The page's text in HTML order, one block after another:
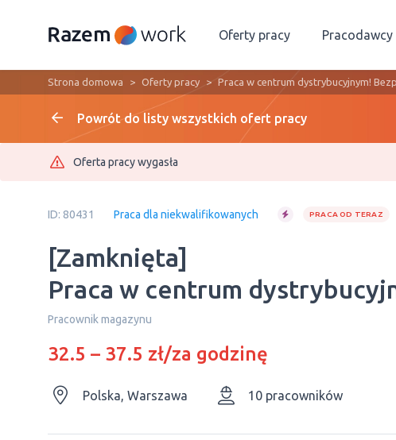
Oferty pracy Pracodawcy
Strona domowa Oferty pracy Praca w centrum dystrybucyjnym!
Powrót do listy wszystkich ofert pracy
Oferta pracy wygasła
ID: 80431 Praca dla niekwalifikowanych PRACA OD TERAZ
[Zamknięta]
Praca w centrum
Рracownik magazynu
32.5 – 37.5 zł/za godzinę
Polska, Warszawa 10 pracowników